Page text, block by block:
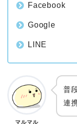
Facebook
Google
LINE
マルマル
普
連